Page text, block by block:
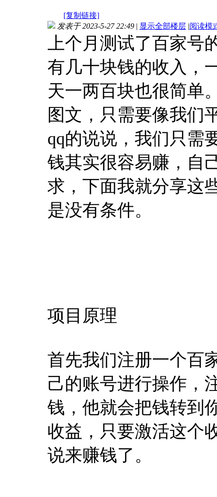
[复制链接]
发表于 2023-5-27 22:49 | 显示全部楼层 |阅读模
上个月测试了百家
有几十块钱的收入，
天一两百块也很简单
图文，只需要像我们
qq的说说，我们只需
钱其实很容易赚，自
求，下面我就分享这
是没有条件。
项目原理
首先我们注册一个百
己的账号进行操作，
钱，他就会把钱转到
收益，只要激活这个
说来赚钱了。